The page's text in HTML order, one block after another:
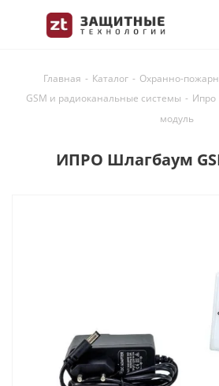
Главная - Каталог - Охранно-
GSM и радиоканальные системы - Ипро
модуль
ИПРО Шлагбаум